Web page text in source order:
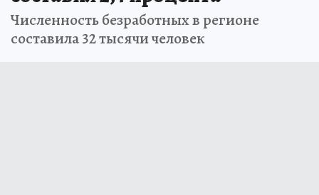
Численность безработных в регионе
составила 32 тысячи человек